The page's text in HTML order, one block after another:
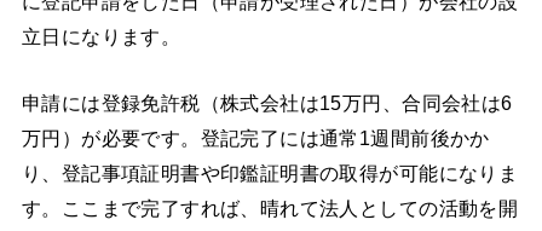
立日になります。
申請には登録免許税（株式会社は15万円、合同会社は6
万円）が必要です。登記完了には通常1週間前後かか
り、登記事項証明書や印鑑証明書の取得が可能になりま
す。ここまで完了すれば、晴れて法人としての活動を開